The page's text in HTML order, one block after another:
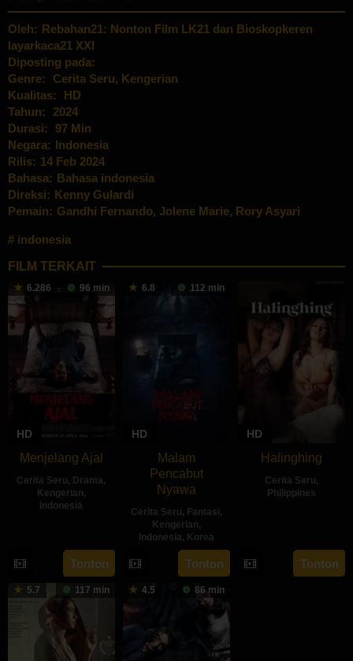
Oleh: Rebahan21: Nonton Film LK21 dan Bioskopkeren
layarkaca21 XXI
Diposting pada:
Genre:
Cerita Seru, Kengerian
Kualitas:
HD
Tahun:
2024
Durasi:
97 Min
Negara: Indonesia
Rilis: 14 Feb 2024
Bahasa: Bahasa indonesia
Direksi: Kenny Gulardi
Pemain: Gandhi Fernando, Jolene Marie, Rory Asyari
indonesia
FILM TERKAIT
6.286 96 min
HD
Menjelang Ajal
Cerita Seru, Drama,
Kengerian,
Indonesia
Apr
2024
Daeng
Ratu
Tonton
6.8 112 min
HD
Malam
Pencabut
Nyawa
Cerita Seru, Fantasi,
Kengerian,
Indonesia, Korea
22
May
2024
Sidharta
Tata
Tonton
HD
Halinghing
Cerita Seru,
Philippines
2024
Tonton
5.7 117 min 4.5 86 min